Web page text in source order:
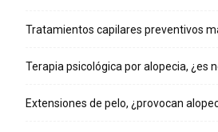
Tratamientos capilares preventivos
Terapia psicológica por alopecia, ¿es
Extensiones de pelo, ¿provocan